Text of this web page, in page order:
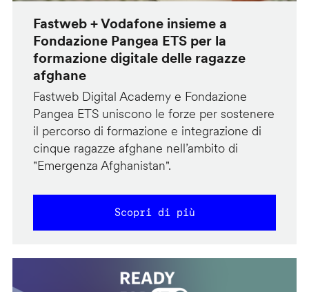
Fastweb + Vodafone insieme a
Fondazione Pangea ETS per la
formazione digitale delle ragazze
afghane
Fastweb Digital Academy e Fondazione
Pangea ETS uniscono le forze per sostenere
il percorso di formazione e integrazione di
cinque ragazze afghane nell’ambito di
"Emergenza Afghanistan".
Scopri di più